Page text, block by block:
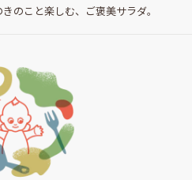
のこと楽しむ、ご褒美サラダ。